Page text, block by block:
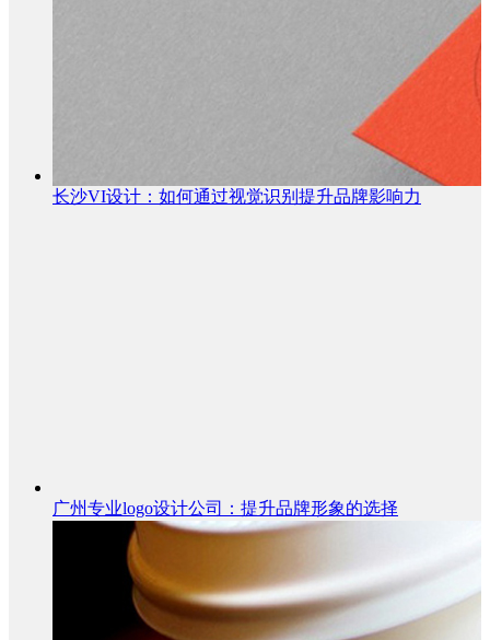
长沙VI设计：如何通过视觉识别提升品牌影响力
广州专业logo设计公司：提升品牌形象的选择